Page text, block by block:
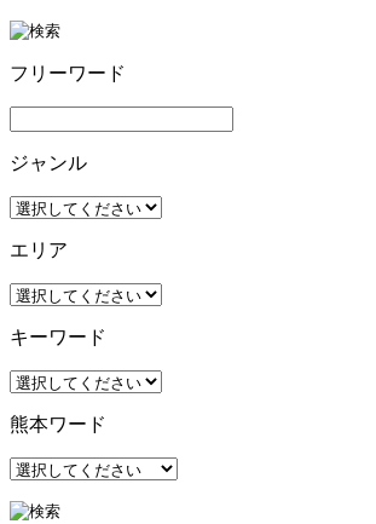
フリーワード
ジャンル
エリア
キーワード
熊本ワード